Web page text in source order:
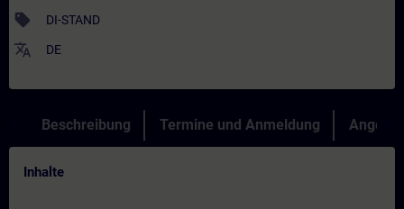
sell DI-STAND
translate DE
Beschreibung Termine und Anmeldung Angebot
Inhalte